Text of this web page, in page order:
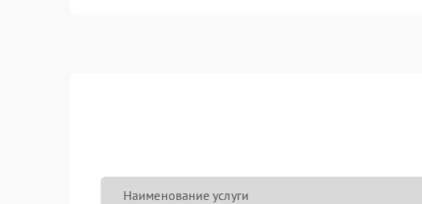
Наименование услуги